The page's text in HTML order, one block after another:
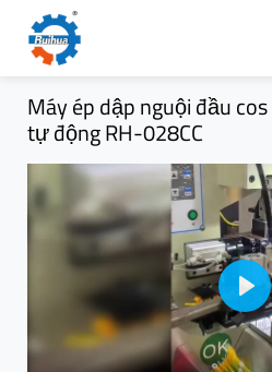
Máy ép dập nguội đầu
tự động RH-028CC